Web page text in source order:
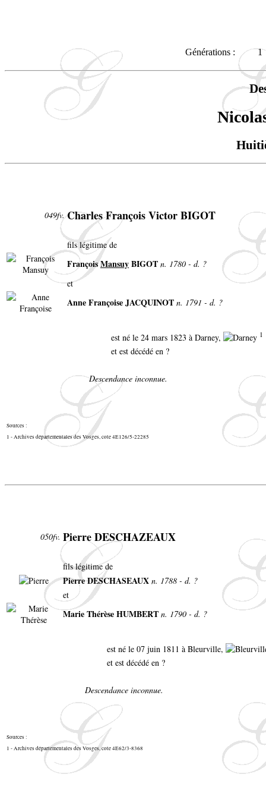
Générations : 1
049fv. Charles François Victor BIGOT
fils légitime de
FrançoisMansuyBIGOT n. 1780 - d. ?
et
Anne Françoise JACQUINOT n. 1791 - d. ?
est né le 24 mars 1823 à Darney, 1
et est décédé en ?
Descendance inconnue.
Sources :
1 - Archives départementales des Vosges, cote 4E126/5-22285
050fv. Pierre DESCHAZEAUX
fils légitime de
Pierre DESCHASEAUX n. 1788 - d. ?
et
Marie Thérèse HUMBERT n. 1790 - d. ?
est né le 07 juin 1811 à Bleurville,
et est décédé en ?
Descendance inconnue.
Sources :
1 - Archives départementales des Vosges, cote 4E62/3-8368